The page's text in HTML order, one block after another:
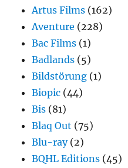
Artus Films (162)
Aventure (228)
Bac Films (1)
Badlands (5)
Bildstörung (1)
Biopic (44)
Bis (81)
Blaq Out (75)
Blu-ray(2)
BQHL Editions (45)